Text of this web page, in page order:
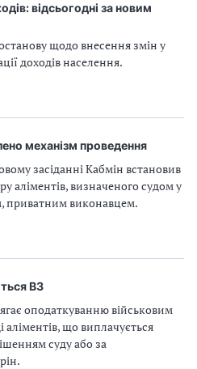
відсьогодні за новим
щодо внесення змін у
доходів населення.
механізм проведення
засіданні Кабмін встановив
аліментів, визначеного судом у
приватним виконавцем.
ВЗ
оподаткуванню військовим
аліментів, що виплачується
суду або за